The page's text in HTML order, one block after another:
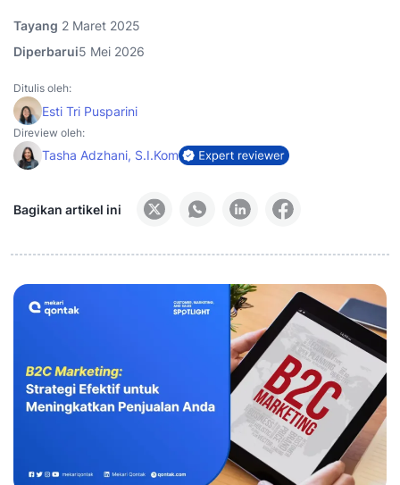
Tayang 2 Maret 2025
Diperbarui5 Mei 2026
Ditulis oleh:
Esti Tri Pusparini
Direview oleh:
Tasha Adzhani, S.I.Kom
Bagikan artikel ini